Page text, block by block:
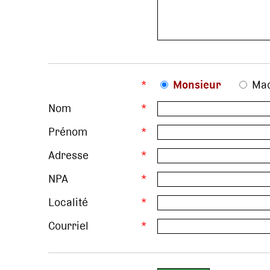
* Monsieur
Nom
*
Prénom
*
Adresse
*
NPA
*
Localité
*
Courriel
*